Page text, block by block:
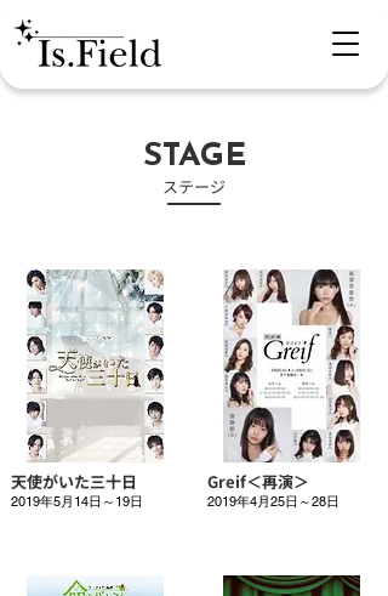
STAGE
​ステージ
天使がいた三十日
2019年5月14日～19日
Greif＜再演＞
2019年4月25日～28日